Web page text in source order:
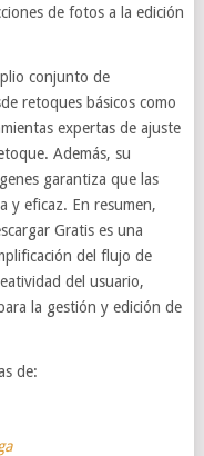
de fotos a la edición
conjunto de
retoques básicos como
expertas de ajuste
Además, su
garantiza que las
y eficaz. En resumen,
Gratis es una
del flujo de
del usuario,
la gestión y edición de
de: